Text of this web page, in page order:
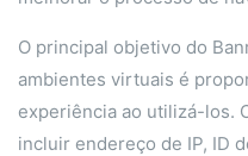
O principal objetivo do
ambientes virtuais é
experiência ao utilizá-los.
incluir endereço de IP, ID